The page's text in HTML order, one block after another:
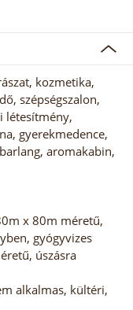
kozmetika,
szépségszalon,
létesítmény,
gyerekmedence,
aromakabin,
x 80m méretű,
gyógyvizes
úszásra
alkalmas, kültéri,